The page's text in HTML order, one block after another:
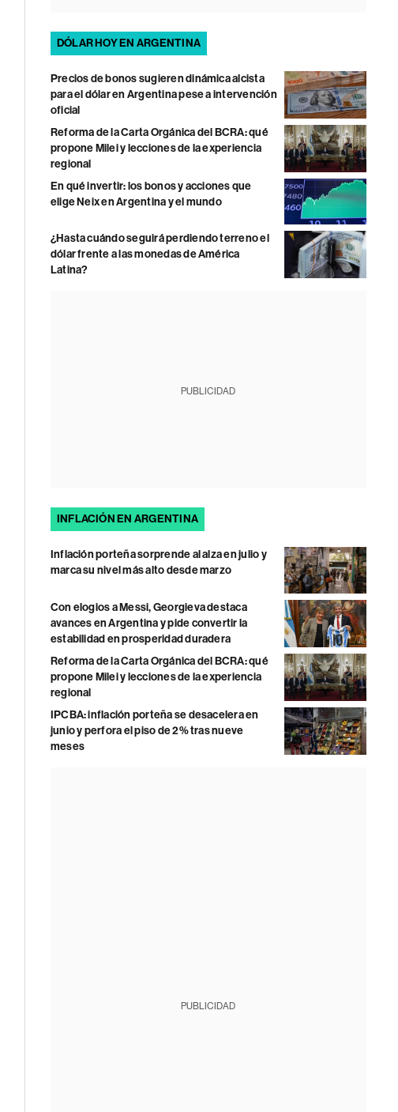
DÓLAR HOY EN ARGENTINA
Precios de bonos sugieren dinámica alcista
para el dólar en Argentina pese a intervención
oficial
Reforma de la Carta Orgánica del BCRA: qué
propone Milei y lecciones de la experiencia
regional
En qué invertir: los bonos y acciones que
elige Neix en Argentina y el mundo
¿Hasta cuándo seguirá perdiendo terreno el
dólar frente a las monedas de América
Latina?
PUBLICIDAD
INFLACIÓN EN ARGENTINA
Inflación porteña sorprende al alza en julio y
marca su nivel más alto desde marzo
Con elogios a Messi, Georgieva destaca
avances en Argentina y pide convertir la
estabilidad en prosperidad duradera
Reforma de la Carta Orgánica del BCRA: qué
propone Milei y lecciones de la experiencia
regional
IPCBA: inflación porteña se desacelera en
junio y perfora el piso de 2% tras nueve
meses
PUBLICIDAD